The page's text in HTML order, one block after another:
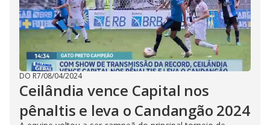
DO R7/08/04/2024
Ceilândia vence Capital nos
pênaltis e leva o Candangão 2024